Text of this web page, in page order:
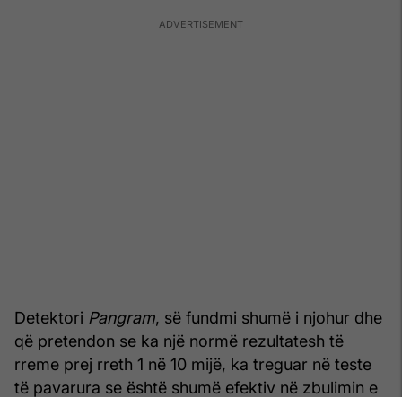
Detektori Pangram, së fundmi shumë i njohur dhe
që pretendon se ka një normë rezultatesh të
rreme prej rreth 1 në 10 mijë, ka treguar në teste
të pavarura se është shumë efektiv në zbulimin e